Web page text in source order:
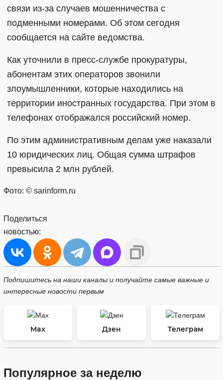
связи из-за случаев мошенничества с
подменными номерами. Об этом сегодня
сообщается на сайте ведомства.
Как уточнили в пресс-службе прокуратуры,
абонентам этих операторов звонили
злоумышленники, которые находились на
территории иностранных государства. При этом в
телефонах отображался российский номер.
По этим административным делам уже наказали
10 юридических лиц. Общая сумма штрафов
превысила 2 млн рублей.
Фото: © sarinform.ru
Поделиться
новостью:
Подпишитесь на наши каналы и получайте самые важные и
интересные новости первым
Max Дзен Телеграм
Популярное за неделю